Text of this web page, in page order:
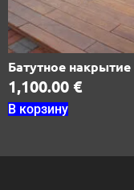
Батутное накрытие
1,100.00 €
В корзину